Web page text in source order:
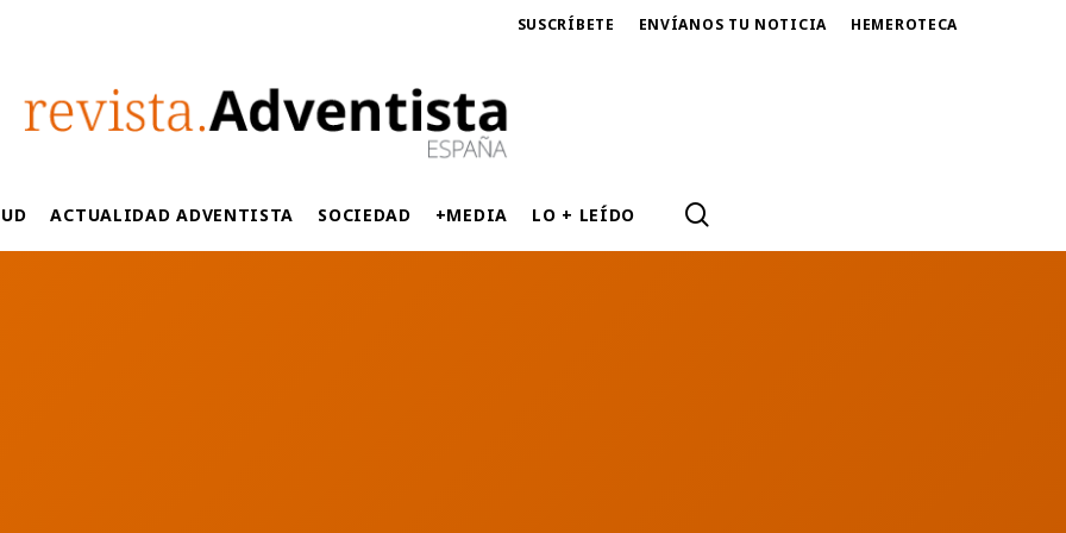
SUSCRÍBETE ENVÍANOS TU NOTICIA HEMEROTECA
ACTUALIDAD ADVENTISTA SOCIEDAD +MEDIA LO + LEÍDO